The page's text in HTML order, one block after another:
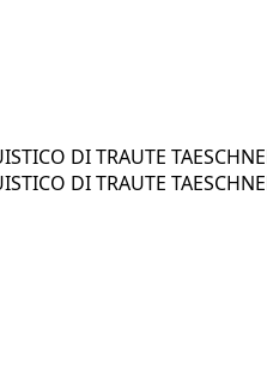
DI TRAUTE
DI TRAUTE